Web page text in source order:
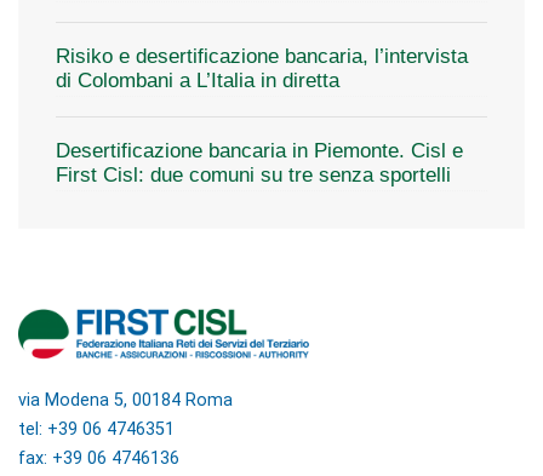
Risiko e desertificazione bancaria, l’intervista
di Colombani a L’Italia in diretta
Desertificazione bancaria in Piemonte. Cisl e
First Cisl: due comuni su tre senza sportelli
via Modena 5, 00184 Roma
tel: +39 06 4746351
fax: +39 06 4746136